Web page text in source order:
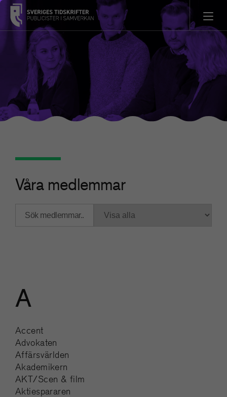
Våra medlemmar
A
Accent
Advokaten
Affärsvärlden
Akademikern
AKT/Scen & film
Aktiespararen